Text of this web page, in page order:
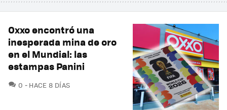
Oxxo encontró una
inesperada mina de oro
en el Mundial: las
estampas Panini
0 COMENTARIOS
HACE 8 DÍAS